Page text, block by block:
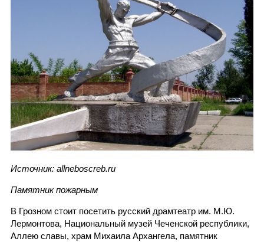
Источник: allneboscreb.ru
Памятник пожарным
В Грозном стоит посетить русский драмтеатр им. М.Ю.
Лермонтова, Национальный музей Чеченской республики,
Аллею славы, храм Михаила Архангела, памятник